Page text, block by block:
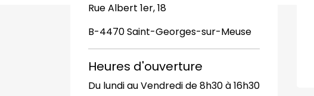
Rue Albert 1er, 18
B-4470 Saint-Georges-sur-Meuse
Heures d'ouverture
Du lundi au Vendredi de 8h30 à 16h30